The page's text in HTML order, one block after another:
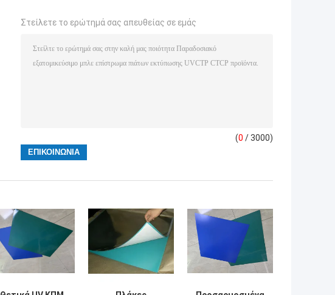
Στείλετε το ερώτημά σας απευθείας σε εμάς
(0 / 3000)